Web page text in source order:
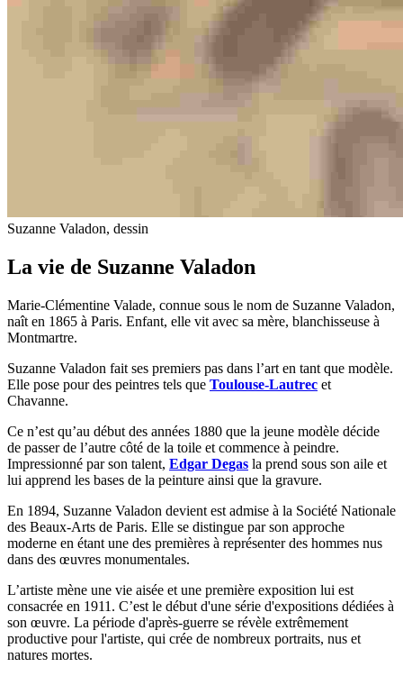
Suzanne Valadon, dessin
La vie de Suzanne Valadon
Marie-Clémentine Valade, connue sous le nom de Suzanne Valadon,
naît en 1865 à Paris. Enfant, elle vit avec sa mère, blanchisseuse à
Montmartre.
Suzanne Valadon fait ses premiers pas dans l’art en tant que modèle.
Elle pose pour des peintres tels que Toulouse-Lautrec et
Chavanne.
Ce n’est qu’au début des années 1880 que la jeune modèle décide
de passer de l’autre côté de la toile et commence à peindre.
Impressionné par son talent, Edgar Degas la prend sous son aile et
lui apprend les bases de la peinture ainsi que la gravure.
En 1894, Suzanne Valadon devient est admise à la Société Nationale
des Beaux-Arts de Paris. Elle se distingue par son approche
moderne en étant une des premières à représenter des hommes nus
dans des œuvres monumentales.
L’artiste mène une vie aisée et une première exposition lui est
consacrée en 1911. C’est le début d'une série d'expositions dédiées à
son œuvre. La période d'après-guerre se révèle extrêmement
productive pour l'artiste, qui crée de nombreux portraits, nus et
natures mortes.